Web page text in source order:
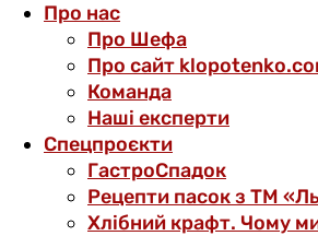
Про нас
Про Шефа
Про сайт
Команда
Наші експерти
Спецпроєкти
ГастроСпадок
Рецепти пасок з ТМ
Хлібний крафт. Чому